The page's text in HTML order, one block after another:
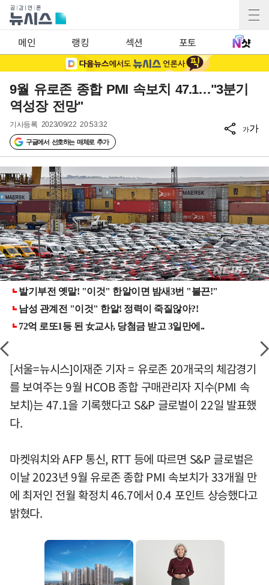
메인 랭킹 섹션 포토
9월 유로존 종합 PMI 속보치 47.1…"3분기
역성장 전망"
기사등록 2023/09/22 20:53:32
구글에서 선호하는 매체로 추가
가가
[서울=뉴시스]이재준 기자 = 유로존 20개국의 체감경기
를 보여주는 9월 HCOB 종합 구매관리자 지수(PMI 속
보치)는 47.1을 기록했다고 S&P 글로벌이 22일 발표했
다.
마켓워치와 AFP 통신, RTT 등에 따르면 S&P 글로벌은
이날 2023년 9월 유로존 종합 PMI 속보치가 33개월 만
에 최저인 전월 확정치 46.7에서 0.4 포인트 상승했다고
밝혔다.